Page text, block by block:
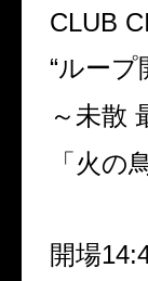
CLUB
“ループ
～未散
「火の
開場